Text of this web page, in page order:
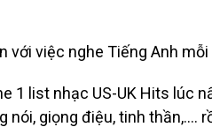
với việc nghe Tiếng Anh mỗi
1 list nhạc US-UK Hits lúc
nói, giọng điệu, tinh thần,….